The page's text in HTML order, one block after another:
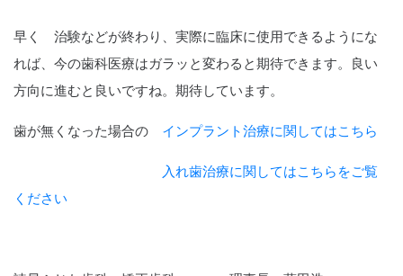
早く 治験などが終わり、実際に臨床に使用できるようにな
れば、今の歯科医療はガラッと変わると期待できます。良い
方向に進むと良いですね。期待しています。
歯が無くなった場合の インプラント治療に関してはこちら
入れ歯治療に関してはこちらをご覧
ください